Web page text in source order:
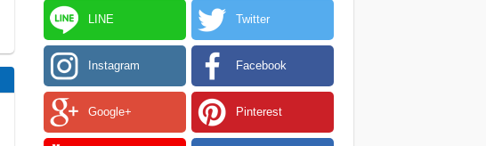
LINE Twitter
Instagram Facebook
Google+ Pinterest